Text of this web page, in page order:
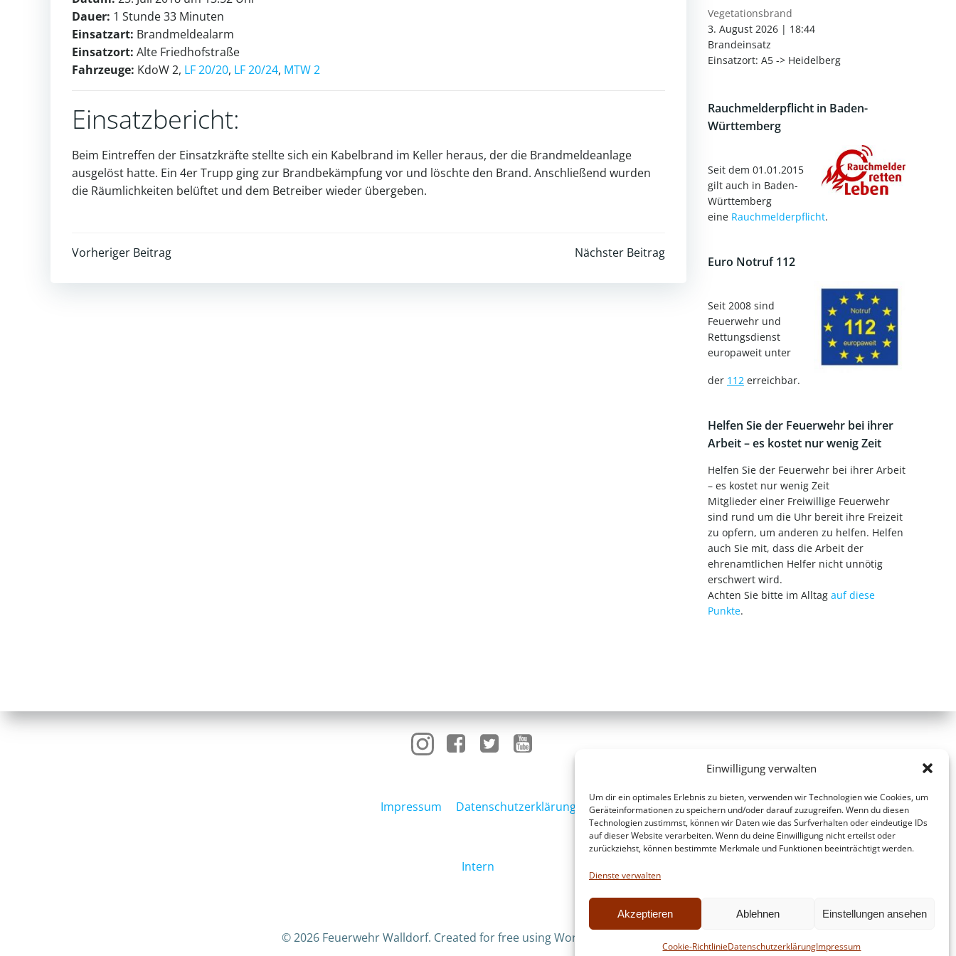
Einwilligung verwalten
Um dir ein optimales Erlebnis zu bieten, verwenden wir Technologien wie Cookies, um
Geräteinformationen zu speichern und/oder darauf zuzugreifen. Wenn du diesen
Technologien zustimmst, können wir Daten wie das Surfverhalten oder eindeutige IDs
auf dieser Website verarbeiten. Wenn du deine Einwilligung nicht erteilst oder
zurückziehst, können bestimmte Merkmale und Funktionen beeinträchtigt werden.
Dienste verwalten
Akzeptieren Ablehnen Einstellungen ansehen
Cookie-RichtlinieDatenschutzerklärungImpressum
Dauer: 1 Stunde 33 Minuten
Einsatzart: Brandmeldealarm
Einsatzort: Alte Friedhofstraße
Fahrzeuge: KdoW 2, LF 20/20, LF 20/24, MTW 2
Einsatzbericht:
Beim Eintreffen der Einsatzkräfte stellte sich ein Kabelbrand im Keller heraus, der die Brandmeldeanlage
ausgelöst hatte. Ein 4er Trupp ging zur Brandbekämpfung vor und löschte den Brand. Anschließend wurden
die Räumlichkeiten belüftet und dem Betreiber wieder übergeben.
Post
navigation
Vorheriger Beitrag
navigation
Nächster Beitrag
Vegetationsbrand
3. August 2026 | 18:44
Brandeinsatz
Einsatzort: A5 -> Heidelberg
Rauchmelderpflicht in Baden-
Württemberg
Seit dem 01.01.2015
gilt auch in Baden-
Württemberg
eine Rauchmelderpflicht.
Euro Notruf 112
Seit 2008 sind
Feuerwehr und
Rettungsdienst
europaweit unter
der 112 erreichbar.
Helfen Sie der Feuerwehr bei ihrer
Arbeit – es kostet nur wenig Zeit
Helfen Sie der Feuerwehr bei ihrer Arbeit
– es kostet nur wenig Zeit
Mitglieder einer Freiwillige Feuerwehr
sind rund um die Uhr bereit ihre Freizeit
zu opfern, um anderen zu helfen. Helfen
auch Sie mit, dass die Arbeit der
ehrenamtlichen Helfer nicht unnötig
erschwert wird.
Achten Sie bitte im Alltag auf diese
Punkte.
Impressum Datenschutzerklärung
Intern
© 2026 Feuerwehr Walldorf. Created for free using WordPress and